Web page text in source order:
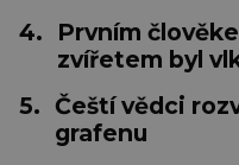
4.
Prvním
zvířetem byl
5. Čeští vědci
grafenu